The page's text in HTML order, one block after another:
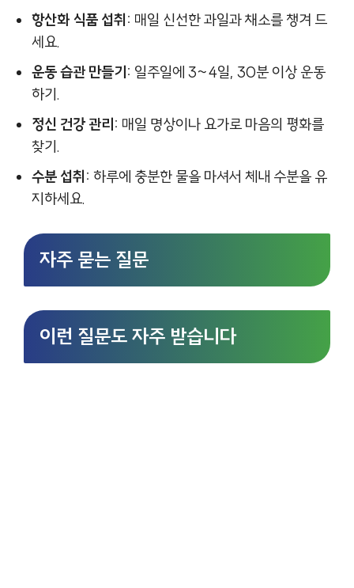
항산화 식품 섭취: 매일 신선한 과일과 채소를 챙겨 드
세요.
운동 습관 만들기: 일주일에 3~4일, 30분 이상 운동
하기.
정신 건강 관리: 매일 명상이나 요가로 마음의 평화를
찾기.
수분 섭취: 하루에 충분한 물을 마셔서 체내 수분을 유
지하세요.
자주 묻는 질문
이런 질문도 자주 받습니다